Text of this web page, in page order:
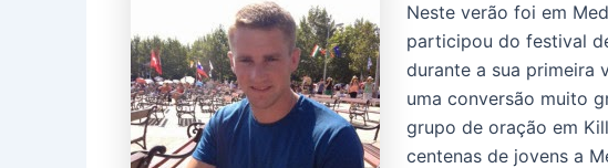
Neste verão foi em
participou do festival
durante a sua primeira
uma conversão muito
grupo de oração em
centenas de jovens a